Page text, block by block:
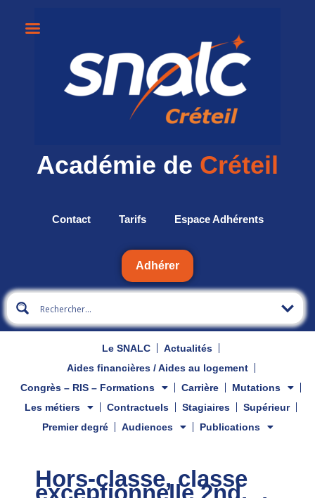
Académie de Créteil
Contact Tarifs Espace Adhérents
Adhérer
Le SNALC
Actualités
Aides financières / Aides au logement
Congrès – RIS – Formations
Carrière
Mutations
Les métiers
Contractuels Stagiaires
Supérieur
Premier degré
Audiences Publications
Hors-classe, classe
exceptionnelle 2nd